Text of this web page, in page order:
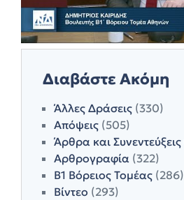
Διαβάστε Ακόμη
Άλλες Δράσεις (330)
Απόψεις (505)
Άρθρα και Συνεντεύξεις
Αρθρογραφία (322)
Β1 Βόρειος Τομέας (286)
Βίντεο (293)